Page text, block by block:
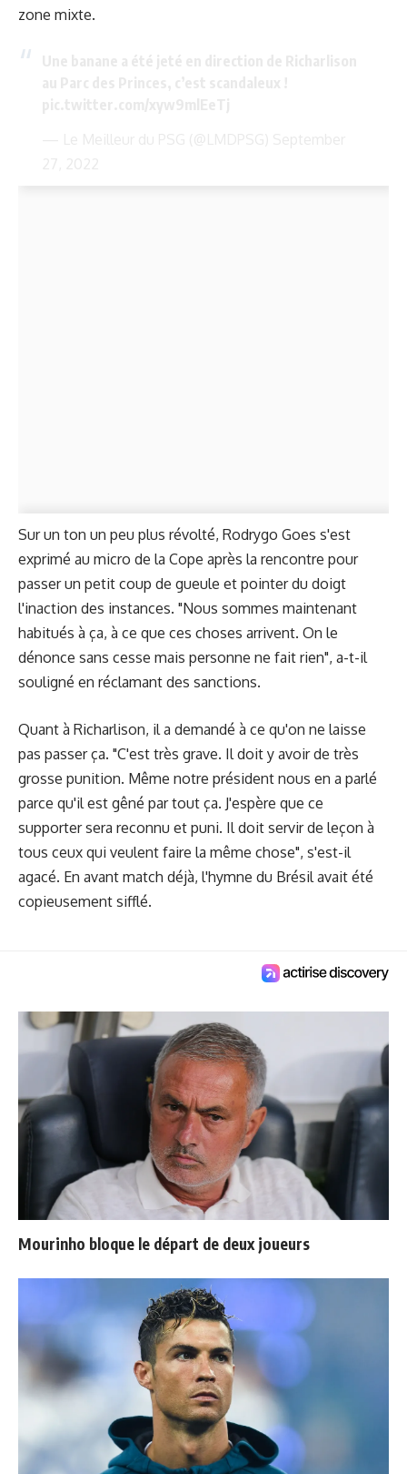
zone mixte.
Sur un ton un peu plus révolté, Rodrygo Goes s'est
exprimé au micro de la Cope après la rencontre pour
passer un petit coup de gueule et pointer du doigt
l'inaction des instances. "Nous sommes maintenant
habitués à ça, à ce que ces choses arrivent. On le
dénonce sans cesse mais personne ne fait rien", a-t-il
souligné en réclamant des sanctions.
Quant à Richarlison, il a demandé à ce qu'on ne laisse
pas passer ça. "C'est très grave. Il doit y avoir de très
grosse punition. Même notre président nous en a parlé
parce qu'il est gêné par tout ça. J'espère que ce
supporter sera reconnu et puni. Il doit servir de leçon à
tous ceux qui veulent faire la même chose", s'est-il
agacé. En avant match déjà, l'hymne du Brésil avait été
copieusement sifflé.
Mourinho bloque le départ de deux joueurs